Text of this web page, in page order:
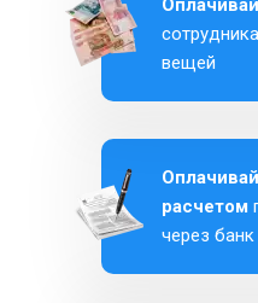
расчетом
через банк
вещей